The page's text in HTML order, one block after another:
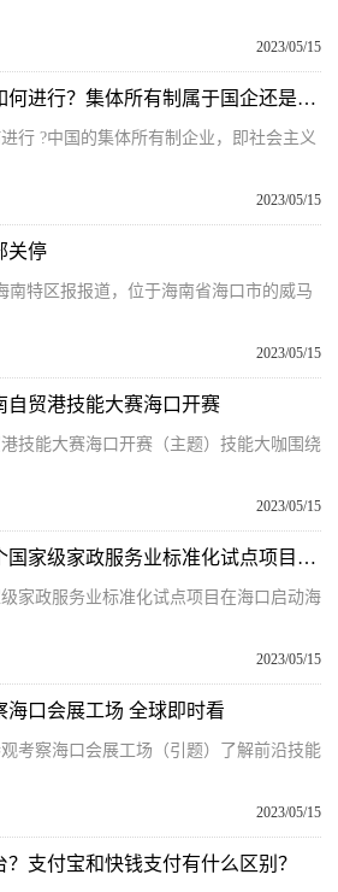
2023/05/15
集体所有制企业改制如何进行？集体所有制属于国企还是私企？
行 ?中国的集体所有制企业，即社会主义
2023/05/15
关停
南特区报报道，位于海南省海口市的威马
2023/05/15
自贸港技能大赛海口开赛
技能大赛海口开赛（主题）技能大咖围绕
2023/05/15
全球视点！海南省首个国家级家政服务业标准化试点项目在海口启动
家政服务业标准化试点项目在海口启动海
2023/05/15
海口会展工场 全球即时看
考察海口会展工场（引题）了解前沿技能
2023/05/15
支付宝和快钱支付有什么区别？